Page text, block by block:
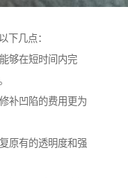
下几点：
够在短时间内完
补凹陷的费用更为
原有的透明度和强